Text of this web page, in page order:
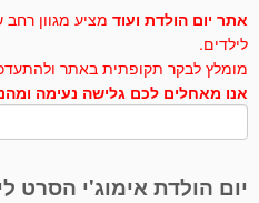
אתר יום הולדת ועוד מציע מגוון רחב
לילדים.
מומלץ לבקר תקופתית באתר
אנו מאחלים לכם גלישה נעימה
יום הולדת אימוג'י הסרט